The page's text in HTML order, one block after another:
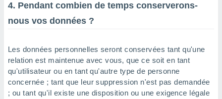
4. Pendant combien de temps conserverons-
nous vos données ?
Les données personnelles seront conservées tant qu'une
relation est maintenue avec vous, que ce soit en tant
qu'utilisateur ou en tant qu'autre type de personne
concernée ; tant que leur suppression n'est pas demandée
; ou tant qu'il existe une disposition ou une exigence légale